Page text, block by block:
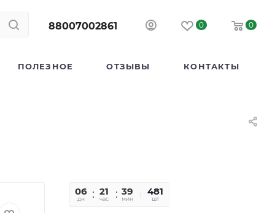
88007002861 0 0
ПОЛЕЗНОЕ ОТЗЫВЫ КОНТАКТЫ
06
дн
21
час
39
мин
23
сек
481
шт